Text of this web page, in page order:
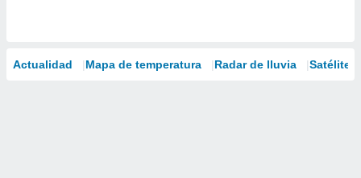
Actualidad Mapa de temperatura Radar de lluvia Satélites